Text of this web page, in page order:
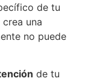
de tu
una
no puede
de tu